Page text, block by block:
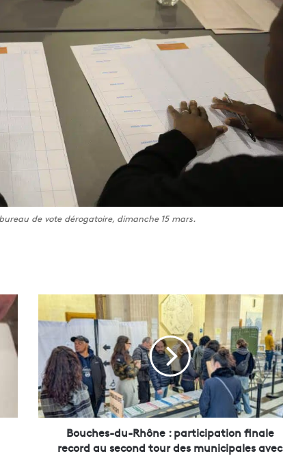
de vote dérogatoire, dimanche 15 mars.
u
h
e
s
-
d
Bouches-du-Rhône : participation finale
record au second tour des municipales avec